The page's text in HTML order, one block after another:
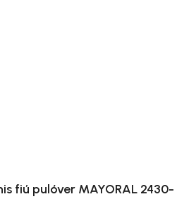
fiú pulóver MAYORAL 2430-